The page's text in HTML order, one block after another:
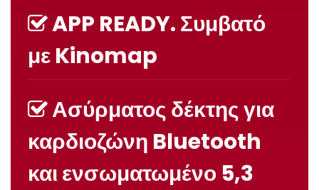
APP READY. Συμβατό
μεKinomap
Ασύρματος δέκτης για
καρδιοζώνη Bluetooth
και ενσωματωμένο 5,3